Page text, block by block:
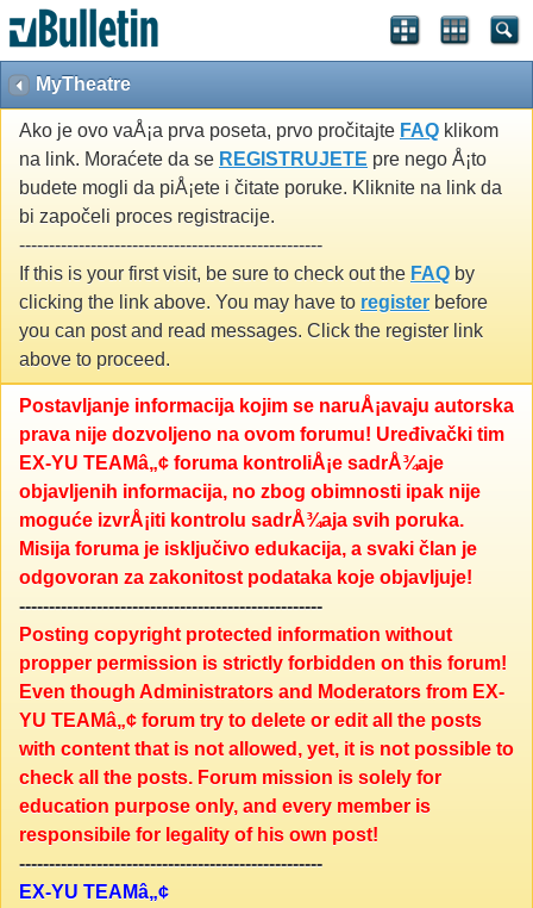
MyTheatre
Ako je ovo vaÅ¡a prva poseta, prvo pročitajte FAQ klikom
na link. Moraćete da se REGISTRUJETE pre nego Å¡to
budete mogli da piÅ¡ete i čitate poruke. Kliknite na link da
bi započeli proces registracije.
---------------------------------------------------
If this is your first visit, be sure to check out the FAQ by
clicking the link above. You may have to register before
you can post and read messages. Click the register link
above to proceed.
Postavljanje informacija kojim se naruÅ¡avaju autorska
prava nije dozvoljeno na ovom forumu! Uređivački tim
EX-YU TEAMâ„¢ foruma kontroliÅ¡e sadrÅ¾aje
objavljenih informacija, no zbog obimnosti ipak nije
moguće izvrÅ¡iti kontrolu sadrÅ¾aja svih poruka.
Misija foruma je isključivo edukacija, a svaki član je
odgovoran za zakonitost podataka koje objavljuje!
---------------------------------------------------
Posting copyright protected information without
propper permission is strictly forbidden on this forum!
Even though Administrators and Moderators from EX-
YU TEAMâ„¢ forum try to delete or edit all the posts
with content that is not allowed, yet, it is not possible to
check all the posts. Forum mission is solely for
education purpose only, and every member is
responsibile for legality of his own post!
---------------------------------------------------
EX-YU TEAMâ„¢